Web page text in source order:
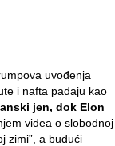
uvođenja
i nafta padaju kao
jen, dok Elon
videa o slobodnoj
zimi”, a budući